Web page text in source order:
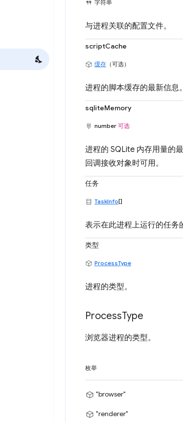
字符串
与进程关联的配置文件。
scriptCache
缓存 （可选）
进程的脚本缓存的最新信
sqliteMemory
number 可选
进程的 SQLite 内存用量的
回调接收对象时可用。
任务
TaskInfo[]
表示在此进程上运行的任务
类型
ProcessType
进程的类型。
ProcessType
浏览器进程的类型。
枚举
"browser"
"renderer"